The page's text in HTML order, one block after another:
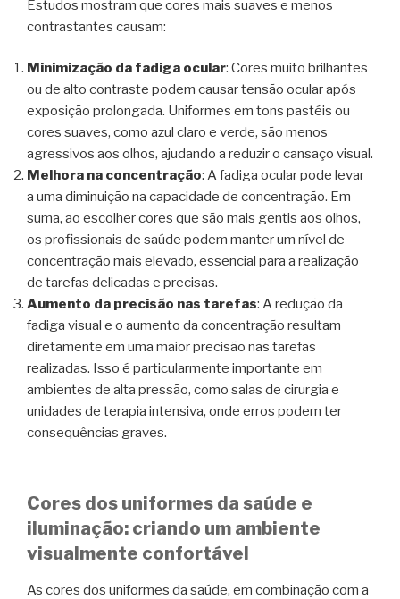
Estudos mostram que cores mais suaves e menos
contrastantes causam:
Minimização da fadiga ocular: Cores muito brilhantes
ou de alto contraste podem causar tensão ocular após
exposição prolongada. Uniformes em tons pastéis ou
cores suaves, como azul claro e verde, são menos
agressivos aos olhos, ajudando a reduzir o cansaço visual.
Melhora na concentração: A fadiga ocular pode levar
a uma diminuição na capacidade de concentração. Em
suma, ao escolher cores que são mais gentis aos olhos,
os profissionais de saúde podem manter um nível de
concentração mais elevado, essencial para a realização
de tarefas delicadas e precisas.
Aumento da precisão nas tarefas: A redução da
fadiga visual e o aumento da concentração resultam
diretamente em uma maior precisão nas tarefas
realizadas. Isso é particularmente importante em
ambientes de alta pressão, como salas de cirurgia e
unidades de terapia intensiva, onde erros podem ter
consequências graves.
Cores dos uniformes da saúde e
iluminação: criando um ambiente
visualmente confortável
As cores dos uniformes da saúde, em combinação com a